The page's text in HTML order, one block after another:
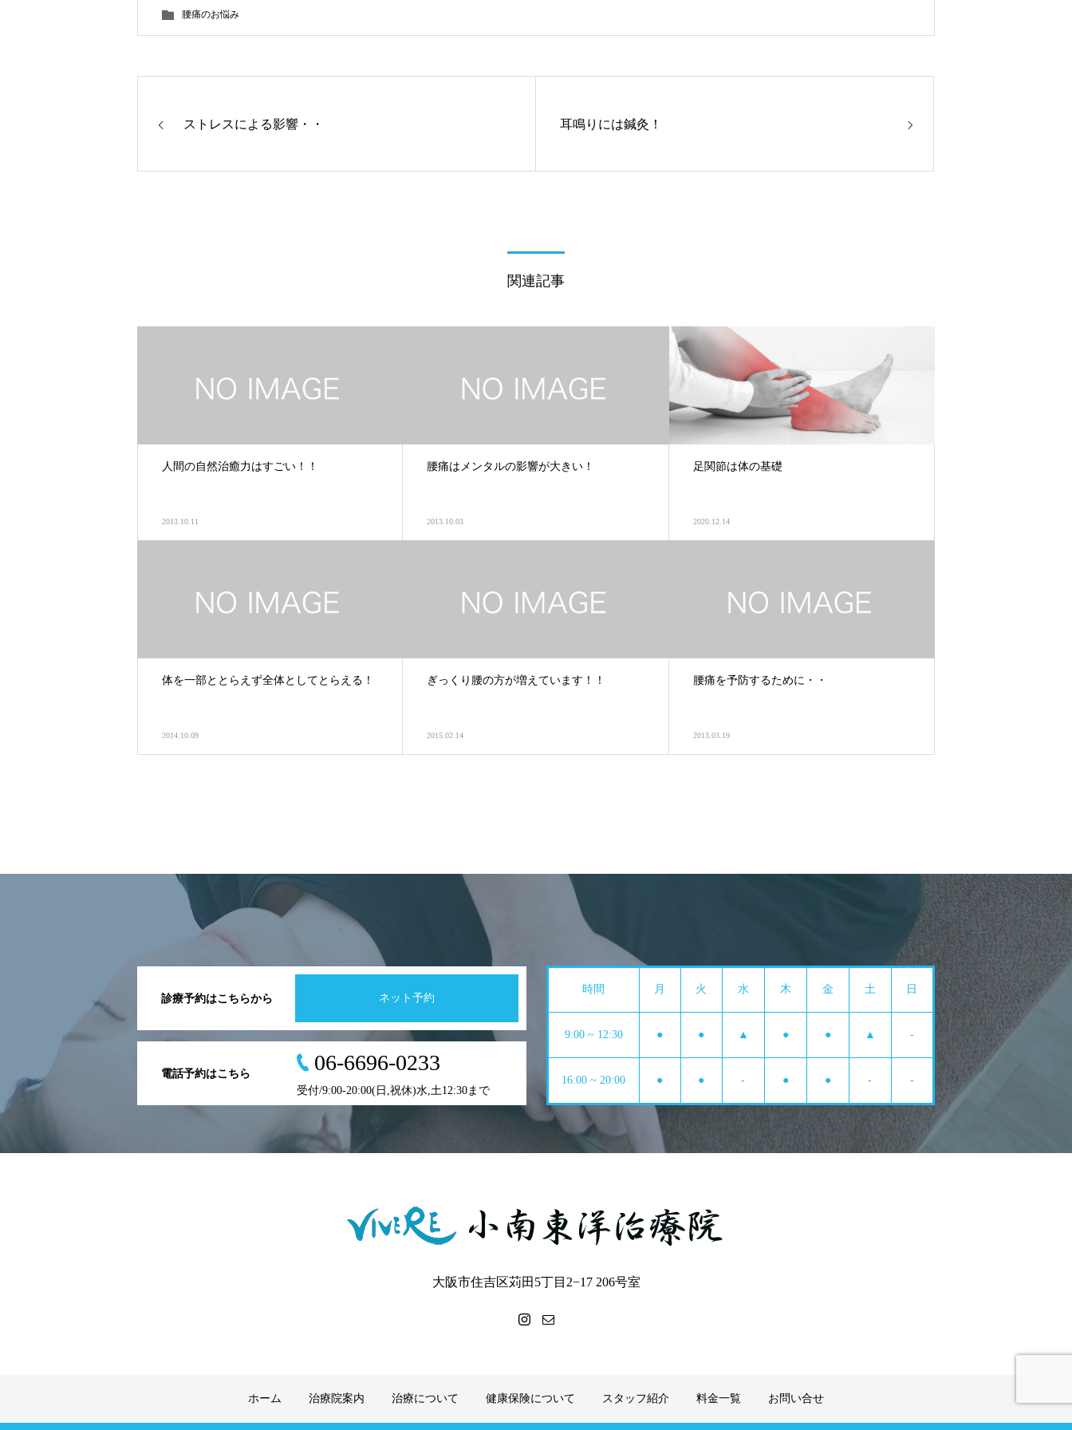
腰痛のお悩み
ストレスによる影響・・ 耳鳴りには鍼灸！
関連記事
人間の自然治癒力はすごい！！
2013.10.11
腰痛はメンタルの影響が大きい！
2013.10.03
足関節は体の基礎
2020.12.14
体を一部ととらえず全体としてとらえる！
2014.10.09
ぎっくり腰の方が増えています！！
2015.02.14
腰痛を予防するために・・
2013.03.19
診療予約はこちらから ネット予約
電話予約はこちら 06-6696-0233
受付/9:00-20:00(日,祝休)水,土12:30まで
時間 月 火 水 木 金 土 日
9:00 ~ 12:30 ● ● ▲ ● ● ▲ -
16:00 ~ 20:00 ● ● - ● ● - -
大阪市住吉区苅田5丁目2−17 206号室
ホーム 治療院案内 治療について 健康保険について スタッフ紹介 料金一覧 お問い合せ